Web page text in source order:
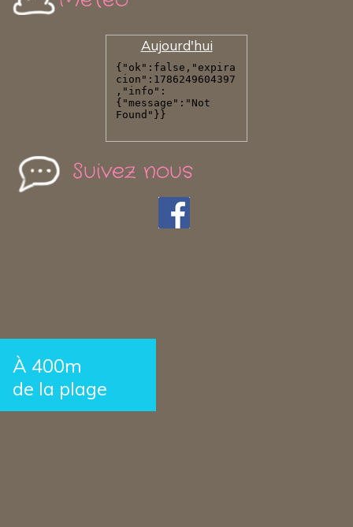
Aujourd'hui
Suivez nous
À 400m
de la plage